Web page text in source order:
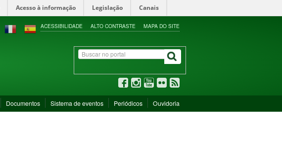
Acesso à informação Legislação Canais
ACESSIBILIDADE ALTO CONTRASTE MAPA DO SITE
Documentos Sistema de eventos Periódicos Ouvidoria